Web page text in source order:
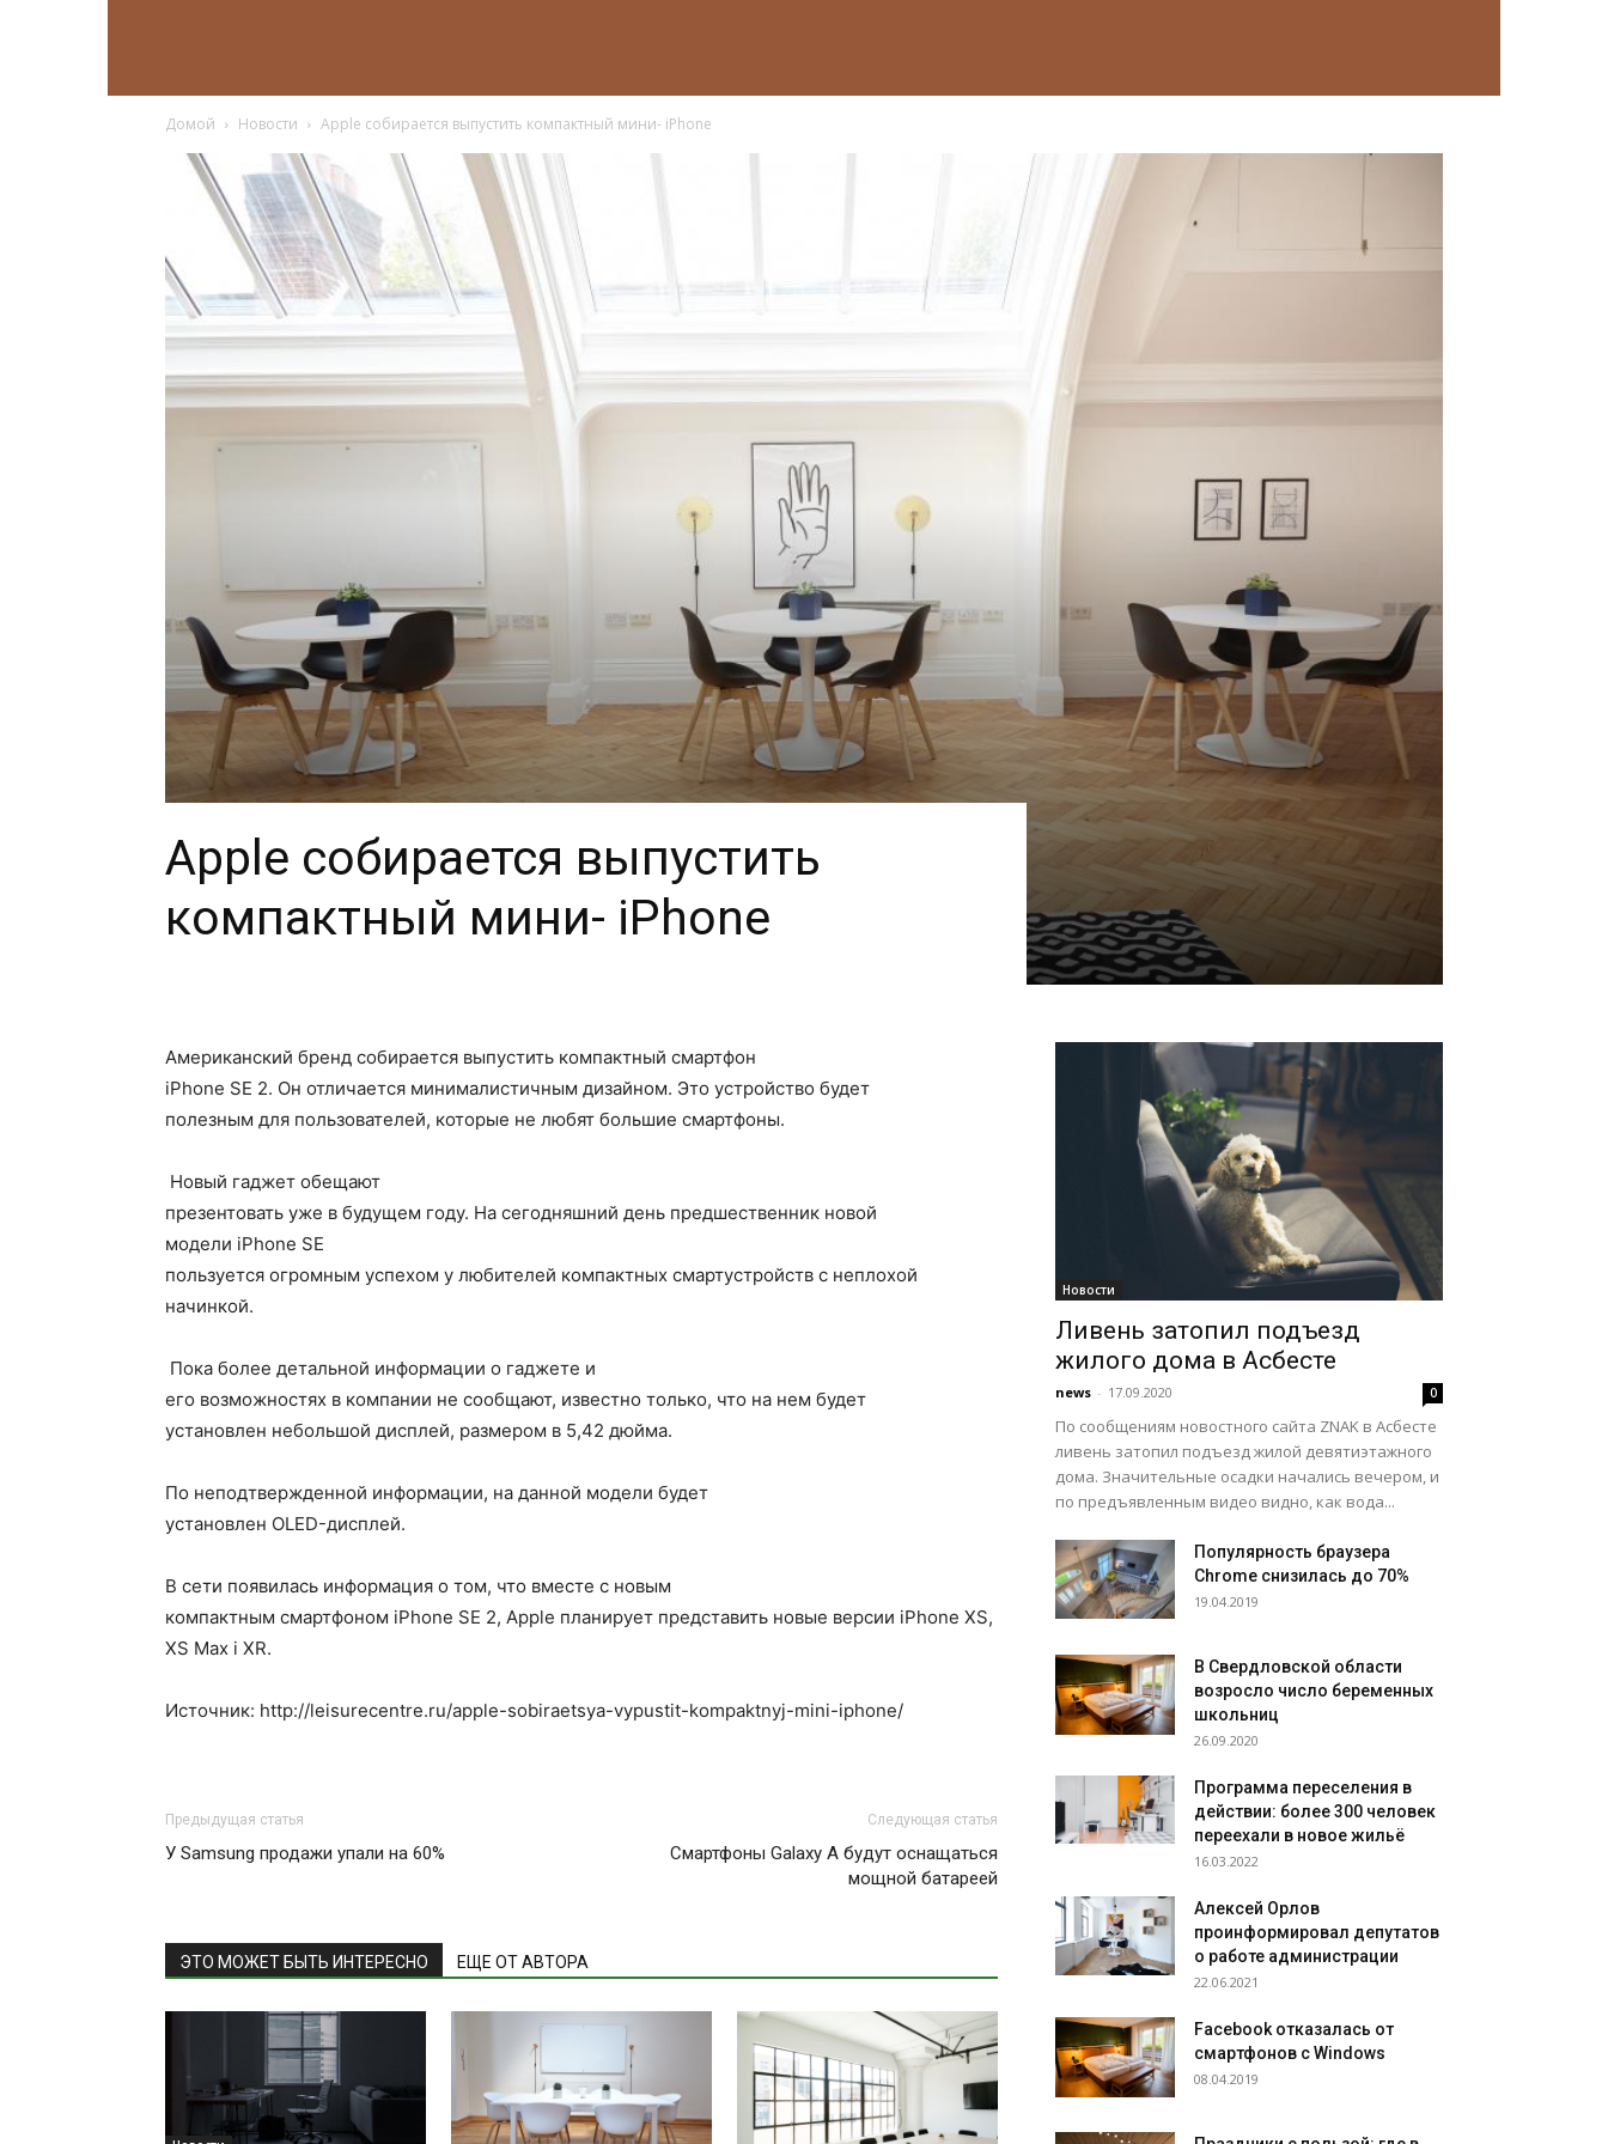
Домой Новости Apple собирается выпустить компактный мини- iPhone
Apple собирается выпустить
компактный мини- iPhone
Американский бренд собирается выпустить компактный смартфон
iPhone SE 2. Он отличается минималистичным дизайном. Это устройство будет
полезным для пользователей, которые не любят большие смартфоны.
Новый гаджет обещают
презентовать уже в будущем году. На сегодняшний день предшественник новой
модели iPhone SE
пользуется огромным успехом у любителей компактных смартустройств с неплохой
начинкой.
Пока более детальной информации о гаджете и
его возможностях в компании не сообщают, известно только, что на нем будет
установлен небольшой дисплей, размером в 5,42 дюйма.
По неподтвержденной информации, на данной модели будет
установлен OLED-дисплей.
В сети появилась информация о том, что вместе с новым
компактным смартфоном iPhone SE 2, Apple планирует представить новые версии iPhone XS,
XS Max і XR.
Источник: http://leisurecentre.ru/apple-sobiraetsya-vypustit-kompaktnyj-mini-iphone/
Предыдущая статья
У Samsung продажи упали на 60%
Следующая статья
Смартфоны Galaxy A будут оснащаться
мощной батареей
ЭТО МОЖЕТ БЫТЬ ИНТЕРЕСНО ЕЩЕ ОТ АВТОРА
Новости
Ливень затопил подъезд
жилого дома в Асбесте
news - 17.09.2020 0
По сообщениям новостного сайта ZNAK в Асбесте
ливень затопил подъезд жилой девятиэтажного
дома. Значительные осадки начались вечером, и
по предъявленным видео видно, как вода...
Популярность браузера
Chrome снизилась до 70%
19.04.2019
В Свердловской области
возросло число беременных
школьниц
26.09.2020
Программа переселения в
действии: более 300 человек
переехали в новое жильё
16.03.2022
Алексей Орлов
проинформировал депутатов
о работе администрации
22.06.2021
Facebook отказалась от
смартфонов с Windows
08.04.2019